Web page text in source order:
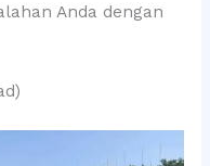
Anda dengan